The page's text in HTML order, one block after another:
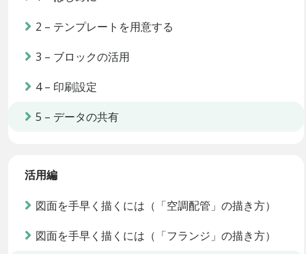
2 – テンプレートを用意する
3 – ブロックの活用
4 – 印刷設定
5 – データの共有
活用編
図面を手早く描くには（「空調配管」の描き方）
図面を手早く描くには（「フランジ」の描き方）